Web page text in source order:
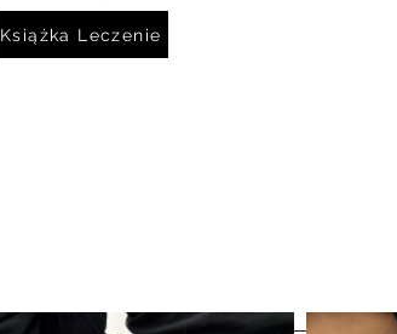
Książka Leczenie
bum filler cost, collagen buttock injections cost, filler in bum
sculptra butt cost, hip dip filler price, Fda approved fillers for buttocks, hyacorp filler for buttocks near me, body fillers buttocks injections, dermal fillers buttocks near me, butt lift sculptra